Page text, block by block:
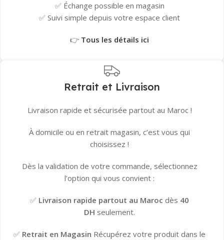
✅ Échange possible en magasin
✅ Suivi simple depuis votre espace client
👉 Tous les détails ici
Retrait et Livraison
Livraison rapide et sécurisée partout au Maroc !
À domicile ou en retrait magasin, c’est vous qui
choisissez !
Dès la validation de votre commande, sélectionnez
l’option qui vous convient :
✅ Livraison rapide partout au Maroc dès 40
DH seulement.
✅ Retrait en Magasin Récupérez votre produit dans le